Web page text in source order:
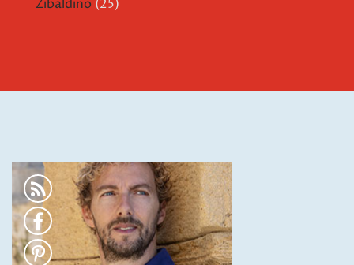
Zibaldino (25)